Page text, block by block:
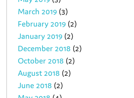
March 2019 (3)
February 2019 (2)
January 2019 (2)
December 2018 (2)
October 2018 (2)
August 2018 (2)
June 2018 (2)